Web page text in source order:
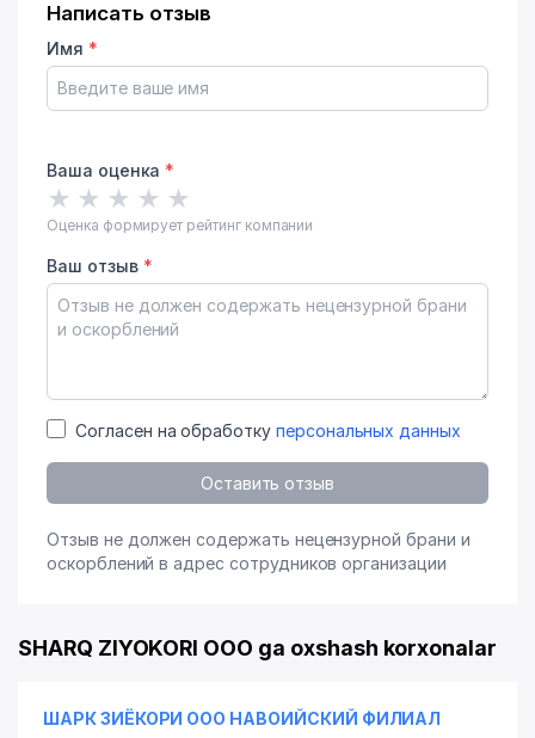
Написать отзыв
Имя *
Ваша оценка *
★ ★ ★ ★ ★
Оценка формирует рейтинг компании
Ваш отзыв *
Согласен на обработку персональных данных
Оставить отзыв
Отзыв не должен содержать нецензурной брани и
оскорблений в адрес сотрудников организации
SHARQ ZIYOKORI OOO ga oxshash korxonalar
ШАРК ЗИЁКОРИ ООО НАВОИЙСКИЙ ФИЛИАЛ